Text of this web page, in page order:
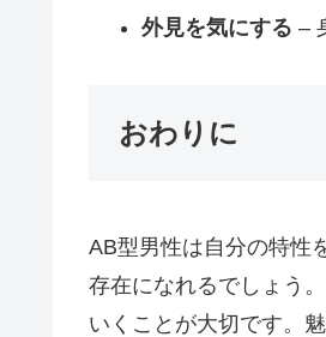
外見を気にする –
おわりに
AB型男性は自分の特性
存在になれるでしょう
いくことが大切です。